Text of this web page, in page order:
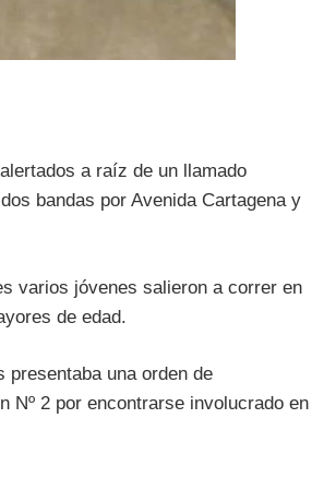
a raíz de un llamado
bandas por Avenida Cartagena y
varios jóvenes salieron a correr en
de edad.
presentaba una orden de
Nº 2 por encontrarse involucrado en